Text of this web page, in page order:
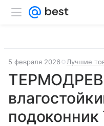
5 февраля 2026 Лучшие